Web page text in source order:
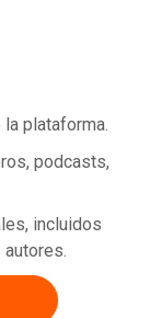
plataforma.
podcasts,
incluidos